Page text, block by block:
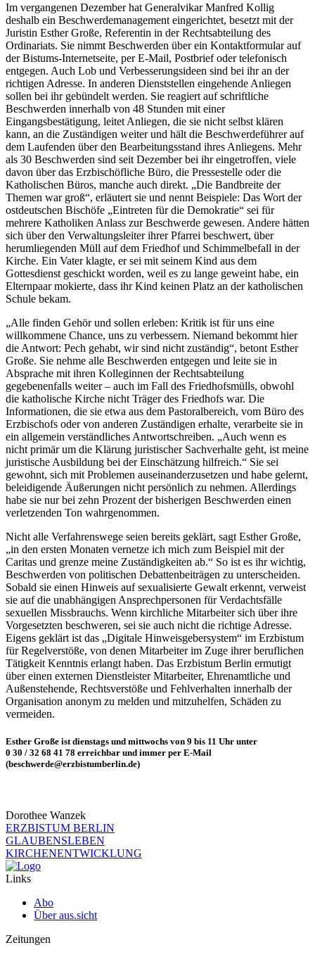
Im vergangenen Dezember hat Generalvikar Manfred Kollig
deshalb ein Beschwerdemanagement eingerichtet, besetzt mit der
Juristin Esther Große, Referentin in der Rechtsabteilung des
Ordinariats. Sie nimmt Beschwerden über ein Kontaktformular auf
der Bistums-Internetseite, per E-Mail, Postbrief oder telefonisch
entgegen. Auch Lob und Verbesserungsideen sind bei ihr an der
richtigen Adresse. In anderen Dienststellen eingehende Anliegen
sollen bei ihr gebündelt werden. Sie reagiert auf schriftliche
Beschwerden innerhalb von 48 Stunden mit einer
Eingangsbestätigung, leitet Anliegen, die sie nicht selbst klären
kann, an die Zuständigen weiter und hält die Beschwerdeführer auf
dem Laufenden über den Bearbeitungsstand ihres Anliegens. Mehr
als 30 Beschwerden sind seit Dezember bei ihr eingetroffen, viele
davon über das Erzbischöfliche Büro, die Pressestelle oder die
Katholischen Büros, manche auch direkt. „Die Bandbreite der
Themen war groß“, erläutert sie und nennt Beispiele: Das Wort der
ostdeutschen Bischöfe „Eintreten für die Demokratie“ sei für
mehrere Katholiken Anlass zur Beschwerde gewesen. Andere hätten
sich über den Verwaltungsleiter ihrer Pfarrei beschwert, über
herumliegenden Müll auf dem Friedhof und Schimmelbefall in der
Kirche. Ein Vater klagte, er sei mit seinem Kind aus dem
Gottesdienst geschickt worden, weil es zu lange geweint habe, ein
Elternpaar mokierte, dass ihr Kind keinen Platz an der katholischen
Schule bekam.
„Alle finden Gehör und sollen erleben: Kritik ist für uns eine
willkommene Chance, uns zu verbessern. Niemand bekommt hier
die Antwort: Pech gehabt, wir sind nicht zuständig“, betont Esther
Große. Sie nehme alle Beschwerden entgegen und leite sie in
Absprache mit ihren Kolleginnen der Rechtsabteilung
gegebenenfalls weiter – auch im Fall des Friedhofsmülls, obwohl
die katholische Kirche nicht Träger des Friedhofs war. Die
Informationen, die sie etwa aus dem Pastoralbereich, vom Büro des
Erzbischofs oder von anderen Zuständigen erhalte, verarbeite sie in
ein allgemein verständliches Antwortschreiben. „Auch wenn es
nicht primär um die Klärung juristischer Sachverhalte geht, ist meine
juristische Ausbildung bei der Einschätzung hilfreich.“ Sie sei
gewohnt, sich mit Problemen auseinanderzusetzen und habe gelernt,
beleidigende Äußerungen nicht persönlich zu nehmen. Allerdings
habe sie nur bei zehn Prozent der bisherigen Beschwerden einen
verletzenden Ton wahrgenommen.
Nicht alle Verfahrenswege seien bereits geklärt, sagt Esther Große,
„in den ersten Monaten vernetze ich mich zum Beispiel mit der
Caritas und grenze meine Zuständigkeiten ab.“ So ist es ihr wichtig,
Beschwerden von politischen Debattenbeiträgen zu unterscheiden.
Sobald sie einen Hinweis auf sexualisierte Gewalt erkennt, verweist
sie auf die unabhängigen Ansprechpersonen für Verdachtsfälle
sexuellen Missbrauchs. Wenn kirchliche Mitarbeiter sich über ihre
Vorgesetzten beschweren, sei sie auch nicht die richtige Adresse.
Eigens geklärt ist das „Digitale Hinweisgebersystem“ im Erzbistum
für Regelverstöße, von denen Mitarbeiter im Zuge ihrer beruflichen
Tätigkeit Kenntnis erlangt haben. Das Erzbistum Berlin ermutigt
über einen externen Dienstleister Mitarbeiter, Ehrenamtliche und
Außenstehende, Rechtsverstöße und Fehlverhalten innerhalb der
Organisation anonym zu melden und mitzuhelfen, Schäden zu
vermeiden.
Esther Große ist dienstags und mittwochs von 9 bis 11 Uhr unter
0 30 / 32 68 41 78 erreichbar und immer per E-Mail
(beschwerde@erzbistumberlin.de)
Dorothee Wanzek
ERZBISTUM BERLIN
GLAUBENSLEBEN
KIRCHENENTWICKLUNG
Links
Abo
Über aus.sicht
Zeitungen